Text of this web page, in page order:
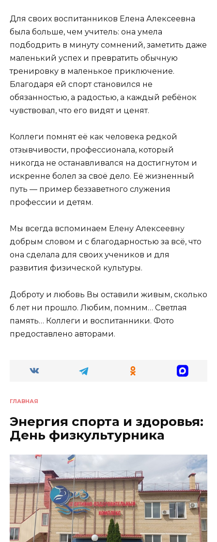
Для своих воспитанников Елена Алексеевна
была больше, чем учитель: она умела
подбодрить в минуту сомнений, заметить даже
маленький успех и превратить обычную
тренировку в маленькое приключение.
Благодаря ей спорт становился не
обязанностью, а радостью, а каждый ребёнок
чувствовал, что его видят и ценят.
Коллеги помнят её как человека редкой
отзывчивости, профессионала, который
никогда не останавливался на достигнутом и
искренне болел за своё дело. Её жизненный
путь — пример беззаветного служения
профессии и детям.
Мы всегда вспоминаем Елену Алексеевну
добрым словом и с благодарностью за всё, что
она сделала для своих учеников и для
развития физической культуры.
Доброту и любовь Вы оставили живым, сколько
б лет ни прошло. Любим, помним… Светлая
память… Коллеги и воспитанники. Фото
предоставлено авторами.
ГЛАВНАЯ
Энергия спорта и здоровья:
День физкультурника